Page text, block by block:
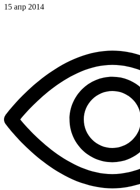
15 апр 2014